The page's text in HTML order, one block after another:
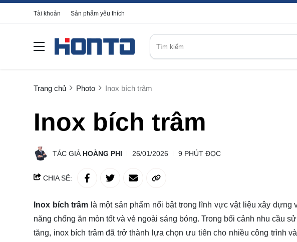
Tài khoản Sản phẩm yêu thích
Trang chủ Photo Inox bích trâm
Inox bích trâm
TÁC GIẢ HOÀNG PHI 26/01/2026 9 PHÚT ĐỌC
CHIA SẺ:
Inox bích trâm là một sản phẩm nổi bật trong lĩnh vực vật liệu xây
năng chống ăn mòn tốt và vẻ ngoài sáng bóng. Trong bối cảnh nhu cầu
tăng, inox bích trâm đã trở thành lựa chọn ưu tiên cho nhiều công trình